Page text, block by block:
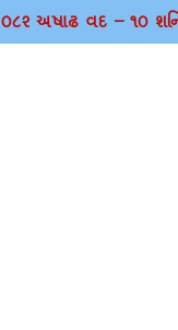
અષાઢ વદ – ૧૦